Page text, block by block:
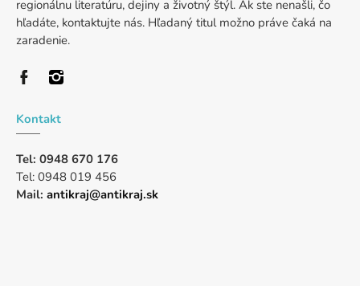
regionálnu literatúru, dejiny a životný štýl. Ak ste nenašli, čo
hľadáte, kontaktujte nás. Hľadaný titul možno práve čaká na
zaradenie.
Kontakt
Tel: 0948 670 176
Tel: 0948 019 456
Mail: antikraj@antikraj.sk